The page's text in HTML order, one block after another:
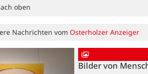
oben
Nachrichten vomOsterholzer Anzeiger
Bilder von